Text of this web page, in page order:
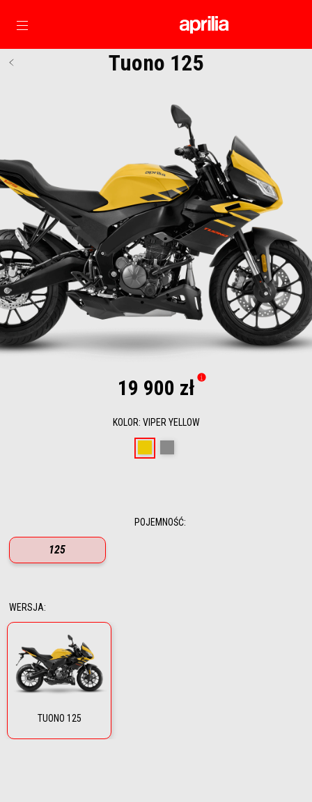
Idź do strony głównej
Tuono 125
19 900 zł
KOLOR: VIPER YELLOW
POJEMNOŚĆ:
125
WERSJA:
TUONO 125